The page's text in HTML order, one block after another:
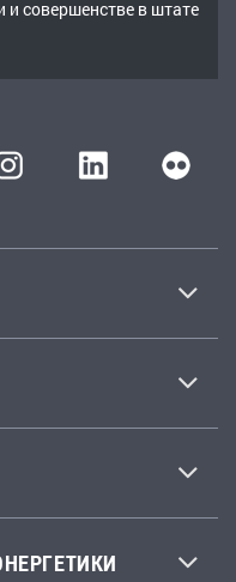
и совершенстве в штате